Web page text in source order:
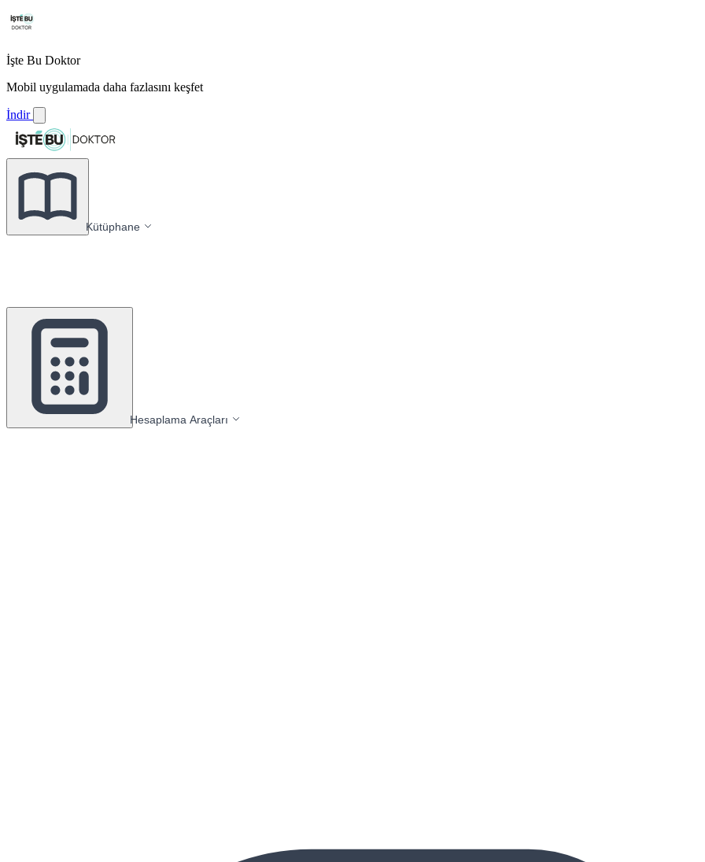
İşte Bu Doktor
Mobil uygulamada daha fazlasını keşfet
İndir
Kütüphane
Hesaplama Araçları